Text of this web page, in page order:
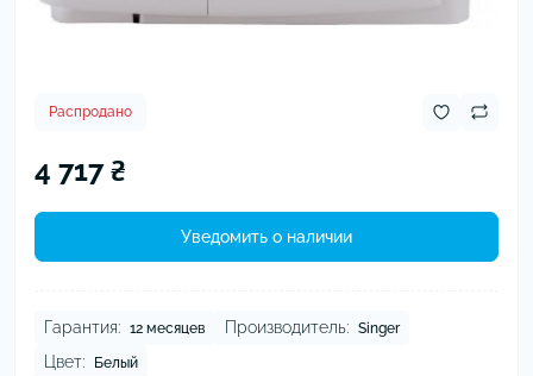
Распродано
4 717 ₴
Уведомить о наличии
Гарантия: 12 месяцев Производитель: Singer
Цвет: Белый